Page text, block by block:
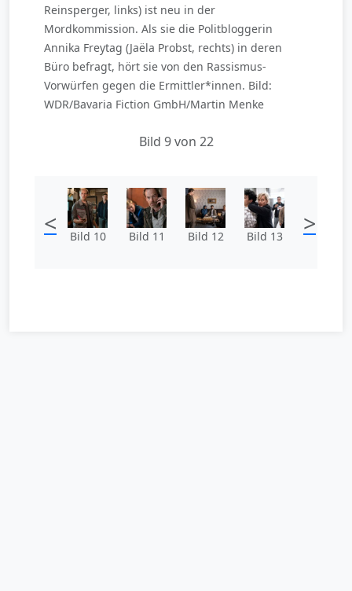
Reinsperger, links) ist neu in der
Mordkommission. Als sie die Politbloggerin
Annika Freytag (Jaëla Probst, rechts) in deren
Büro befragt, hört sie von den Rassismus-
Vorwürfen gegen die Ermittler*innen. Bild:
WDR/Bavaria Fiction GmbH/Martin Menke
Bild 9 von 22
< Bild 10 Bild 11 Bild 12 Bild 13 >